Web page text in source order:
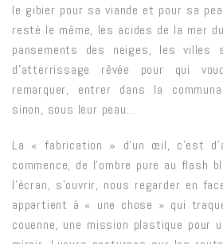
le gibier pour sa viande et pour sa
resté le même, les acides de la mer
pansements des neiges, les villes
d’atterrissage rêvée pour qui
remarquer, entrer dans la
sinon, sous leur peau…
La « fabrication » d’un œil, c’est
commence, de l’ombre pure au flash
l’écran, s’ouvrir, nous regarder en
appartient à « une chose » qui
couenne, une mission plastique pour